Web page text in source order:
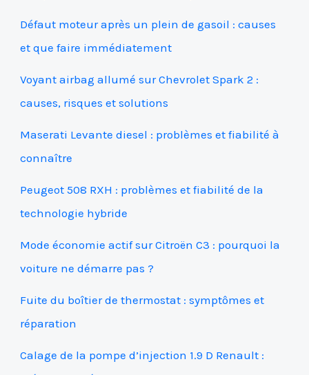
Défaut moteur après un plein de gasoil : causes
et que faire immédiatement
Voyant airbag allumé sur Chevrolet Spark 2 :
causes, risques et solutions
Maserati Levante diesel : problèmes et fiabilité à
connaître
Peugeot 508 RXH : problèmes et fiabilité de la
technologie hybride
Mode économie actif sur Citroën C3 : pourquoi la
voiture ne démarre pas ?
Fuite du boîtier de thermostat : symptômes et
réparation
Calage de la pompe d’injection 1.9 D Renault :